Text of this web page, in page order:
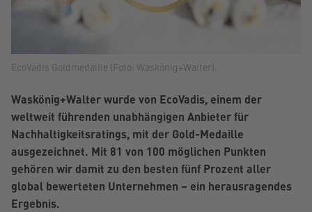
EcoVadis Goldmedaille (Foto: Waskönig+Walter).
Waskönig+Walter wurde von EcoVadis, einem der
weltweit führenden unabhängigen Anbieter für
Nachhaltigkeitsratings, mit der Gold-Medaille
ausgezeichnet. Mit 81 von 100 möglichen Punkten
gehören wir damit zu den besten fünf Prozent aller
global bewerteten Unternehmen – ein herausragendes
Ergebnis.